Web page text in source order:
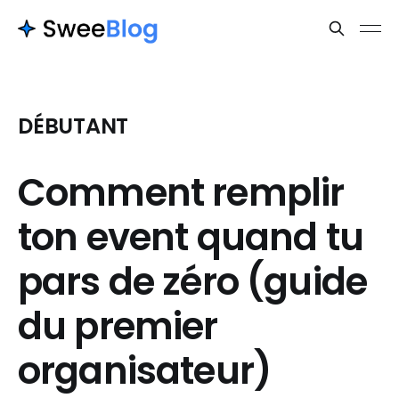
DÉBUTANT
Comment remplir
ton event quand tu
pars de zéro (guide
du premier
organisateur)